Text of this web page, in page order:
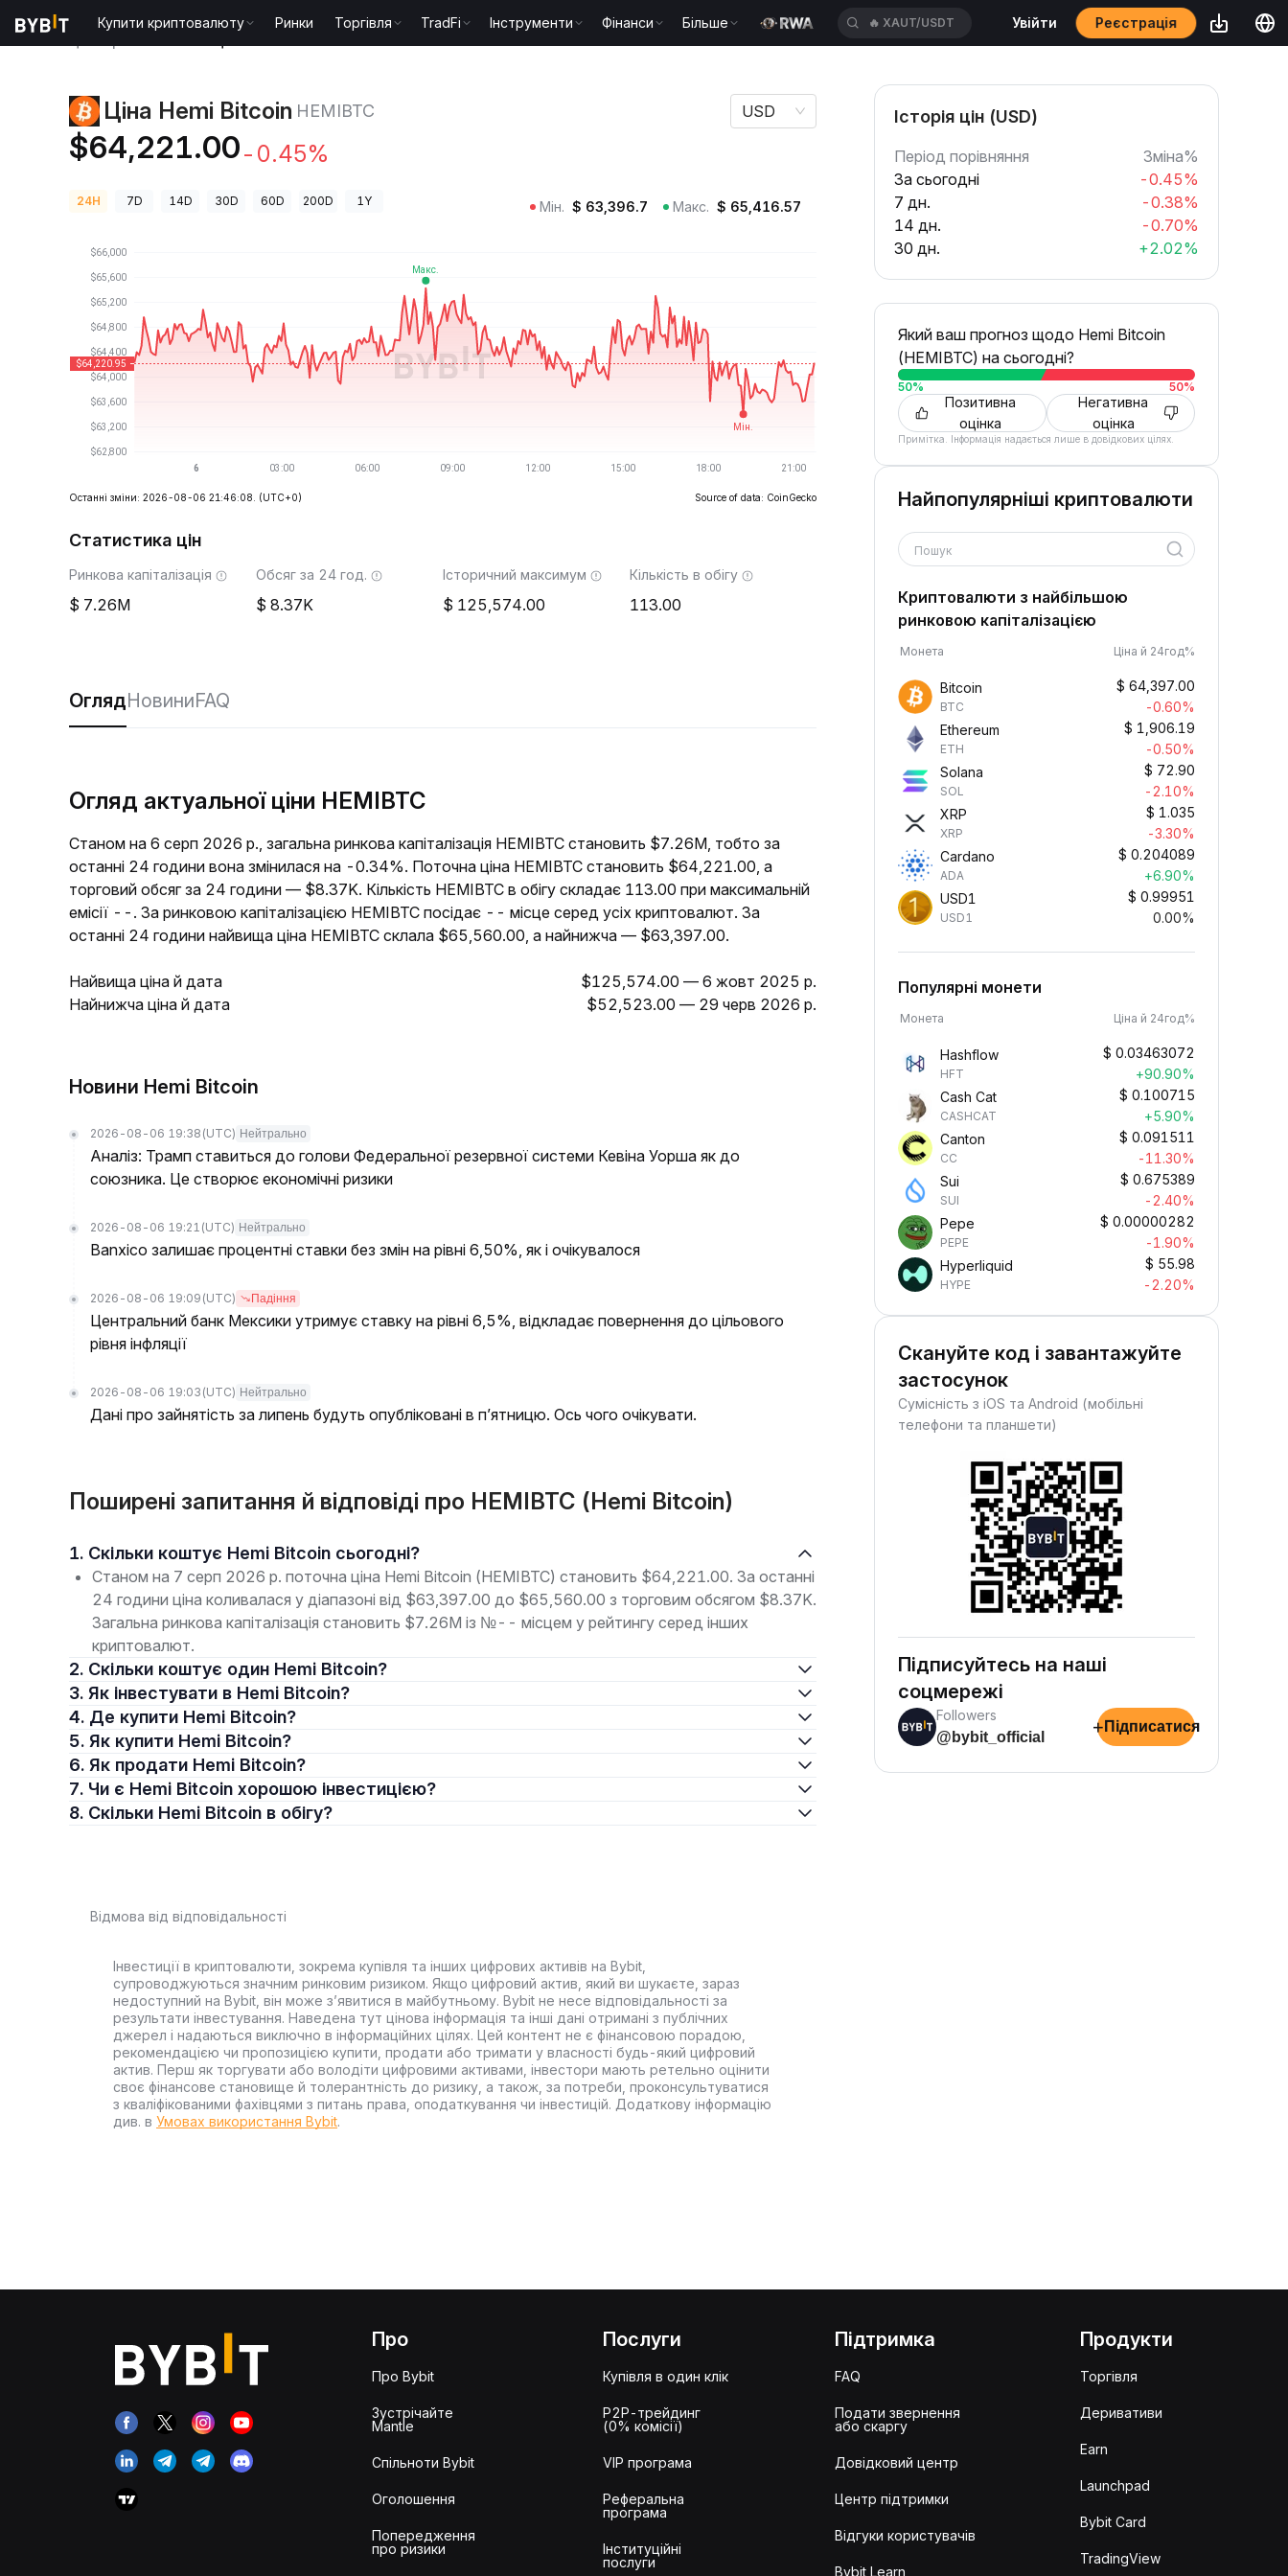
Купити криптовалюту Ринки Торгівля TradFi Інструменти Фінанси Більше 🔥 CASHCATUSDT Увійти Реєстрація
Ціна Hemi Bitcoin HEMIBTC
$64,221.00-0.45%
USD
24H 7D 14D 30D 60D 200D 1Y Мін. $ 63,396.7 Макс. $ 65,416.57
Останні зміни: 2026-08-06 21:46:08. (UTC+0) Source of data: CoinGecko
Статистика цін
Ринкова капіталізація
7.26M
Обсяг за 24 год.
8.37K
Історичний максимум
125,574.00
Кількість в обігу
113.00
ОглядНовиниFAQ
Огляд актуальної ціни HEMIBTC
Станом на 6 серп 2026 р., загальна ринкова капіталізація HEMIBTC становить $7.26M, тобто за
останні 24 години вона змінилася на -0.34%. Поточна ціна HEMIBTC становить $64,221.00, а
торговий обсяг за 24 години — $8.37K. Кількість HEMIBTC в обігу складає 113.00 при максимальній
емісії --. За ринковою капіталізацією HEMIBTC посідає -- місце серед усіх криптовалют. За
останні 24 години найвища ціна HEMIBTC склала $65,560.00, а найнижча — $63,397.00.
Найвища ціна й дата
$125,574.00 — 6 жовт 2025 р.
Найнижча ціна й дата
$52,523.00 — 29 черв 2026 р.
Новини Hemi Bitcoin
2026-08-06 19:38 (UTC) Нейтрально
Аналіз: Трамп ставиться до голови Федеральної резервної системи Кевіна Уорша як до
союзника. Це створює економічні ризики
2026-08-06 19:21 (UTC) Нейтрально
Banxico залишає процентні ставки без змін на рівні 6,50%, як і очікувалося
2026-08-06 19:09 (UTC) Падіння
Центральний банк Мексики утримує ставку на рівні 6,5%, відкладає повернення до цільового
рівня інфляції
2026-08-06 19:03 (UTC) Нейтрально
Дані про зайнятість за липень будуть опубліковані в п’ятницю. Ось чого очікувати.
Поширені запитання й відповіді про HEMIBTC (Hemi Bitcoin)
1. Скільки коштує Hemi Bitcoin сьогодні?
Станом на 7 серп 2026 р. поточна ціна Hemi Bitcoin (HEMIBTC) становить $64,221.00. За останні
24 години ціна коливалася у діапазоні від $63,397.00 до $65,560.00 з торговим обсягом $8.37K.
Загальна ринкова капіталізація становить $7.26M із №-- місцем у рейтингу серед інших
криптовалют.
2. Скільки коштує один Hemi Bitcoin?
3. Як інвестувати в Hemi Bitcoin?
4. Де купити Hemi Bitcoin?
5. Як купити Hemi Bitcoin?
6. Як продати Hemi Bitcoin?
7. Чи є Hemi Bitcoin хорошою інвестицією?
8. Скільки Hemi Bitcoin в обігу?
Відмова від відповідальності
Інвестиції в криптовалюти, зокрема купівля та інших цифрових активів на Bybit,
супроводжуються значним ринковим ризиком. Якщо цифровий актив, який ви шукаєте, зараз
недоступний на Bybit, він може з’явитися в майбутньому. Bybit не несе відповідальності за
результати інвестування. Наведена тут цінова інформація та інші дані отримані з публічних
джерел і надаються виключно в інформаційних цілях. Цей контент не є фінансовою порадою,
рекомендацією чи пропозицією купити, продати або тримати у власності будь-який цифровий
актив. Перш як торгувати або володіти цифровими активами, інвестори мають ретельно оцінити
своє фінансове становище й толерантність до ризику, а також, за потреби, проконсультуватися
з кваліфікованими фахівцями з питань права, оподаткування чи інвестицій. Додаткову інформацію
див. в Умовах використання Bybit.
Історія цін (USD)
Період порівняння
Зміна%
За сьогодні
-0.45%
7 дн.
-0.38%
14 дн.
-0.70%
30 дн.
+2.02%
Який ваш прогноз щодо Hemi Bitcoin
(HEMIBTC) на сьогодні?
50% 50%
Позитивна
оцінка
Негативна
оцінка
Примітка. Інформація надається лише в довідкових цілях.
Найпопулярніші криптовалюти
Пошук
Криптовалюти з найбільшою
ринковою капіталізацією
Монета Ціна й 24год%
Bitcoin
BTC
$ 64,397.00
-0.60%
Ethereum
ETH
$ 1,906.19
-0.50%
Solana
SOL
$ 72.90
-2.10%
XRP
XRP
$ 1.035
-3.30%
Cardano
ADA
$ 0.204089
+6.90%
USD1
USD1
$ 0.99951
0.00%
Популярні монети
Монета Ціна й 24год%
Hashflow
HFT
$ 0.03463072
+90.90%
Cash Cat
CASHCAT
$ 0.100715
+5.90%
Canton
CC
$ 0.091511
-11.30%
Sui
SUI
$ 0.675389
-2.40%
Pepe
PEPE
$ 0.00000282
-1.90%
Hyperliquid
HYPE
$ 55.98
-2.20%
Скануйте код і завантажуйте
застосунок
Сумісність з iOS та Android (мобільні
телефони та планшети)
Підписуйтесь на наші
соцмережі
Followers
@bybit_official
+ Підписатися
Про
Про Bybit
Зустрічайте
Mantle
Спільноти Bybit
Оголошення
Попередження
про ризики
Послуги
Купівля в один клік
P2P-трейдинг
(0% комісії)
VIP програма
Реферальна
програма
Інституційні
послуги
Підтримка
FAQ
Подати звернення
або скаргу
Довідковий центр
Центр підтримки
Відгуки користувачів
Bybit Learn
Продукти
Торгівля
Деривативи
Earn
Launchpad
Bybit Card
TradingView